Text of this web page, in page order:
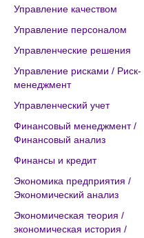
Управление качеством
Управление персоналом
Управленческие решения
Управление рисками / Риск-
менеджмент
Управленческий учет
Финансовый менеджмент /
Финансовый анализ
Финансы и кредит
Экономика предприятия /
Экономический анализ
Экономическая теория /
экономическая история /